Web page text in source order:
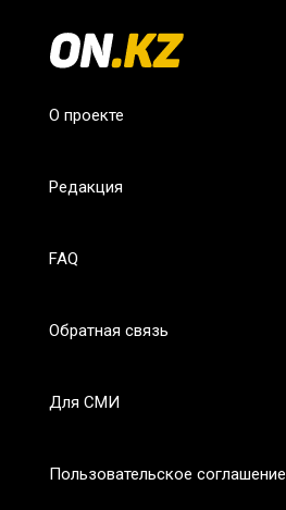
О проекте
Редакция
FAQ
Обратная связь
Для СМИ
Пользовательское соглашение